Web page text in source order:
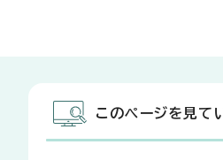
このページを見て